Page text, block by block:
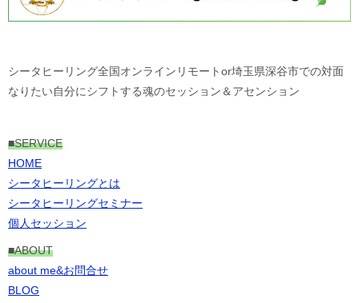
シータヒーリング全国オンラインリモートor埼玉県深谷市での対面
なりたい自分にシフトする魂のセッション＆アセンション
■SERVICE
HOME
シータヒーリングとは
シータヒーリングセミナー
個人セッション
■ABOUT
about me&お問合せ
BLOG